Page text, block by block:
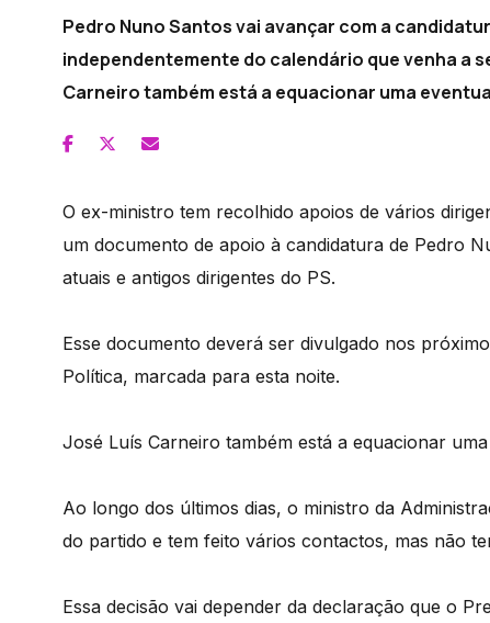
Pedro Nuno Santos vai avançar com a
independentemente do calendário que venha a
Carneiro também está a equacionar uma
O ex-ministro tem recolhido apoios de vários
um documento de apoio à candidatura de Pedro
atuais e antigos dirigentes do PS.
Esse documento deverá ser divulgado nos
Política, marcada para esta noite.
José Luís Carneiro também está a equacionar
Ao longo dos últimos dias, o ministro da
do partido e tem feito vários contactos, mas não
Essa decisão vai depender da declaração que o